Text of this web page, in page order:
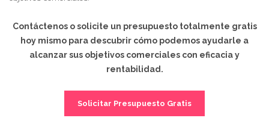
Contáctenos o solicite un presupuesto totalmente gratis
hoy mismo para descubrir cómo podemos ayudarle a
alcanzar sus objetivos comerciales con eficacia y
rentabilidad.
Solicitar Presupuesto Gratis